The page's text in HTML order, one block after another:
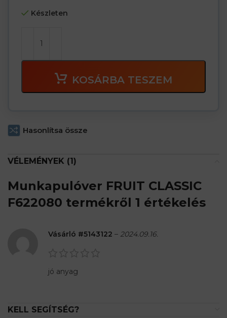
Készleten
KOSÁRBA TESZEM
Hasonlítsa össze
VÉLEMÉNYEK (1)
Munkapulóver FRUIT CLASSIC
F622080 termékről 1 értékelés
Vásárló #5143122 – 2024.09.16.
jó anyag
KELL SEGÍTSÉG?